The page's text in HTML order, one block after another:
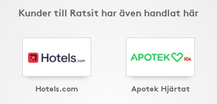
Kunder till Ratsit har även handlat här
Hotels.com Apotek Hjärtat